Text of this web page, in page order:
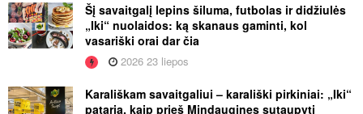
Šį savaitgalį lepins šiluma, futbolas ir didžiulės
„Iki“ nuolaidos: ką skanaus gaminti, kol
vasariški orai dar čia
2026 23 liepos
Karališkam savaitgaliui – karališki pirkiniai: „Iki“
pataria, kaip prieš Mindaugines sutaupyti